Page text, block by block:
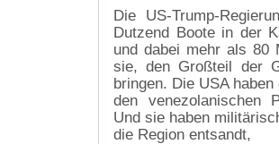
Die US-Trump-
Dutzend Boote in der
und dabei mehr als 80
sie, den Großteil der
bringen. Die USA
den venezolanischen
Und sie haben
die Region entsandt,